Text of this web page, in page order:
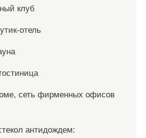
клуб
отель
сеть фирменных офисов
антидождем: